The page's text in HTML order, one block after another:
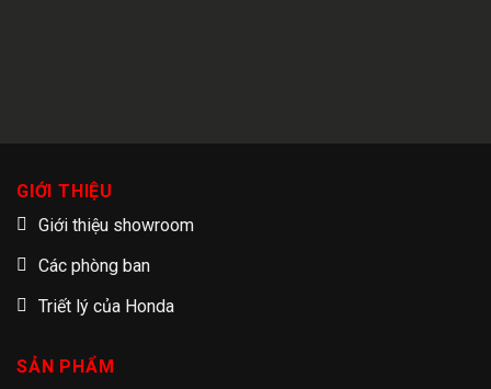
GIỚI THIỆU
Giới thiệu showroom
Các phòng ban
Triết lý của Honda
SẢN PHẨM